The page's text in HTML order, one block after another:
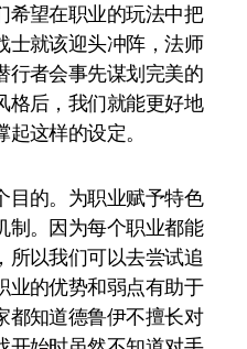
希望在职业的玩法中把
士就该迎头冲阵，法师
行者会事先谋划完美的
格后，我们就能更好地
这样的设定。
目的。为职业赋予特色
制。因为每个职业都能
所以我们可以去尝试追
业的优势和弱点有助于
都知道德鲁伊不擅长对